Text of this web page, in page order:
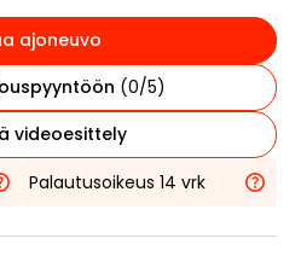
ajoneuvo
(0/5)
videoesittely
Palautusoikeus 14 vrk